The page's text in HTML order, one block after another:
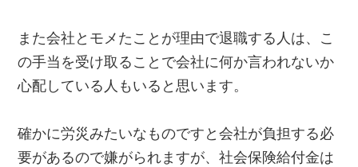
また会社とモメたことが理由で退職する人は、こ
の手当を受け取ることで会社に何か言われないか
心配している人もいると思います。
確かに労災みたいなものですと会社が負担する必
要があるので嫌がられますが、社会保険給付金は